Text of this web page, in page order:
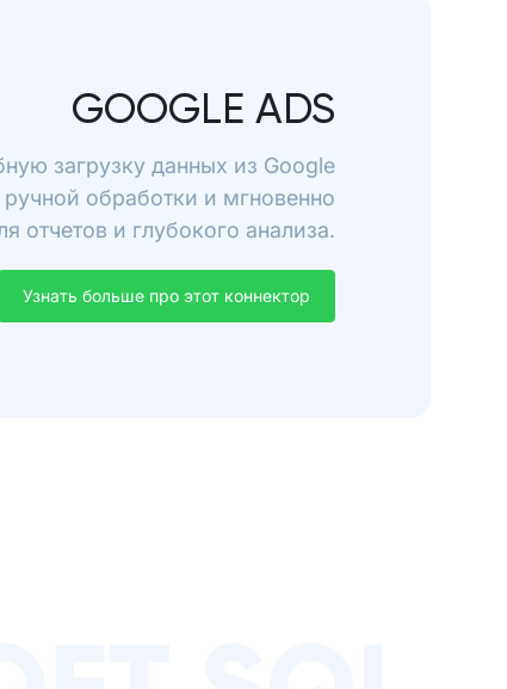
GOOGLE ADS
загрузку данных из Google
обработки и мгновенно
отчетов и глубокого анализа.
Узнать больше про этот коннектор